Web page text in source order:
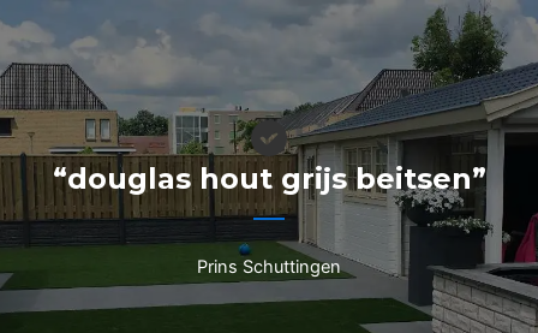
naar
de
inhoud
“douglas hout grijs beitsen”
Prins Schuttingen